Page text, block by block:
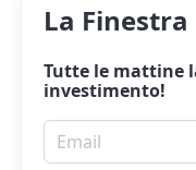
La
Tutte le mattine
investimento!
Email per